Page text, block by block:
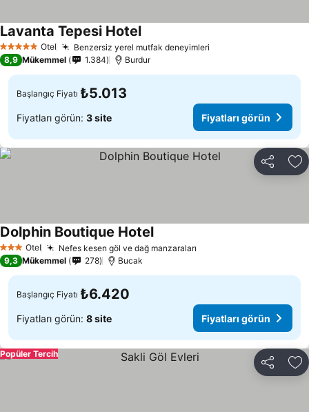
5 Yıldız Otel Benzersiz yerel mutfak deneyimleri
Lavanta Tepesi Hotel
8,9 Mükemmel 1.384 Burdur
Başlangıç Fiyatı ₺5.013
Fiyatları görün: 3 site Fiyatları görün
Paylaş
3 YıldızOtel Nefes kesen göl ve dağ manzaraları
Dolphin Boutique Hotel
9,3 Mükemmel 278 Bucak
Başlangıç Fiyatı ₺6.420
Fiyatları görün: 8 site Fiyatları görün
Paylaş
Popüler Tercih